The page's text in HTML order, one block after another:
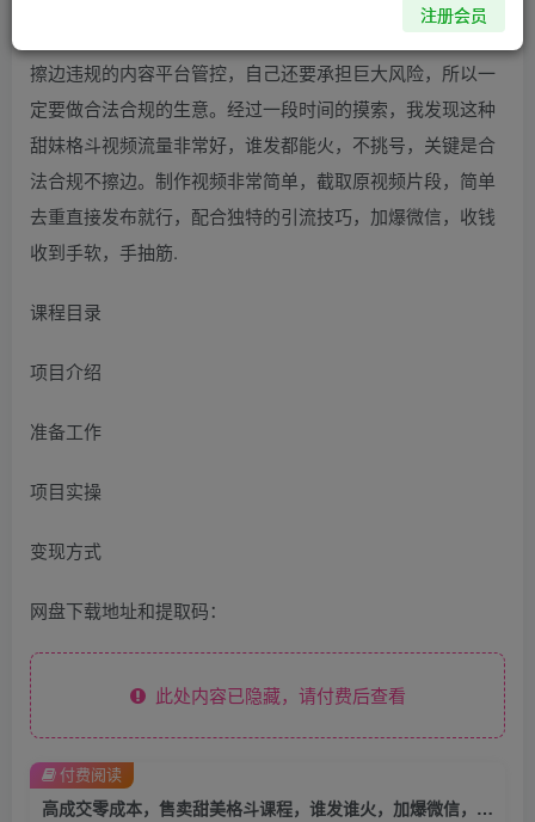
大家都知道色粉的钱最好赚，但是如何合法的赚才是重点，
擦边违规的内容平台管控，自己还要承担巨大风险，所以一
定要做合法合规的生意。经过一段时间的摸索，我发现这种
甜妹格斗视频流量非常好，谁发都能火，不挑号，关键是合
法合规不擦边。制作视频非常简单，截取原视频片段，简单
去重直接发布就行，配合独特的引流技巧，加爆微信，收钱
收到手软，手抽筋.
课程目录
项目介绍
准备工作
项目实操
变现方式
网盘下载地址和提取码：
此处内容已隐藏，请付费后查看
高成交零成本，售卖甜美格斗课程，谁发谁火，加爆微信，日入1000+收款到手软保姆级教程
付费阅读
注册会员